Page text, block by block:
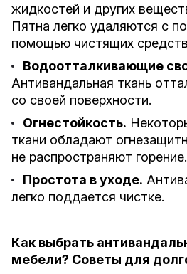
жидкостей и других
Пятна легко удаляются с
помощью чистящих
Водоотталкивающие
Антивандальная ткань
со своей поверхности.
Огнестойкость.
ткани обладают
не распространяют горение.
Простота в уходе.
легко поддается чистке.
Как выбрать
мебели? Советы для